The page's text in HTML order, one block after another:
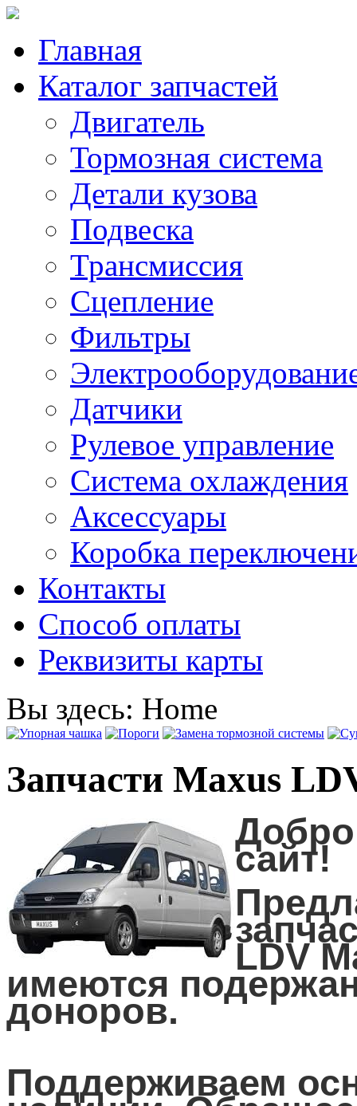
Главная
Каталог запчастей
Двигатель
Тормозная система
Детали кузова
Подвеска
Трансмиссия
Сцепление
Фильтры
Датчики
Рулевое управление
Система охлаждения
Аксессуары
Коробка
Контакты
Способ оплаты
Реквизиты карты
Вы здесь: Home
Запчасти Maxus
сайт!
LDV
имеются
доноров.
Поддерживаем